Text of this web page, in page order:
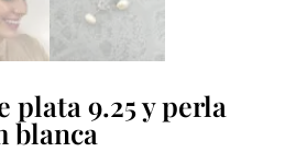
plata 9.25 y perla
blanca